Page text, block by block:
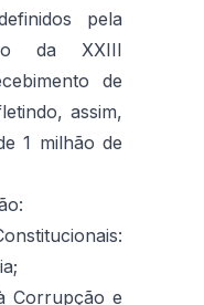
pela
da XXIII
de
assim,
1 milhão de
Corrupção e